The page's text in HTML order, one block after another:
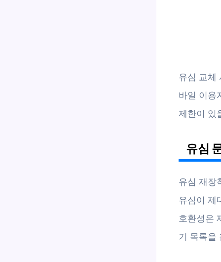
유심 교체
바일 이용
제한이 있
유심
유심 재장
유심이 제
호환성은
기 목록을